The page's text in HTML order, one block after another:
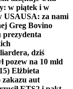
w piątek i w
USAUSA: za nami
Greg Bovino
prezydenta
dziś
pozew na 10 mld
Elżbieta
zakazu aut